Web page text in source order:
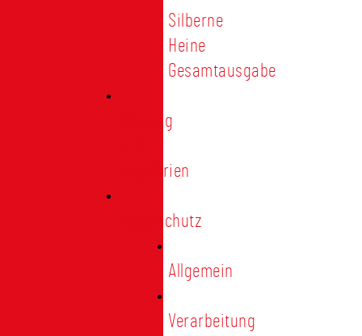
Silberne
Heine
Gesamtausgabe
Satzung
Regularien
Datenschutz
Allgemein
Verarbeitung